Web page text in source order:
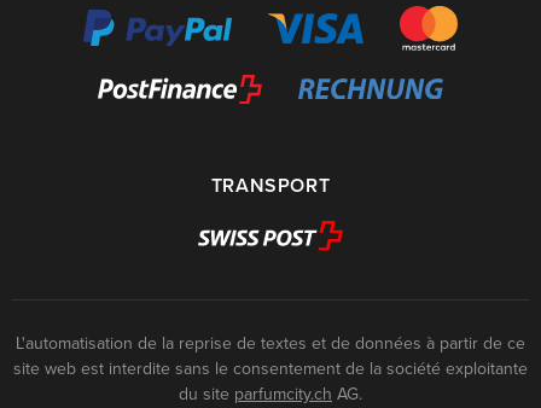
TRANSPORT
L'automatisation de la reprise de textes et de données à partir de ce
site web est interdite sans le consentement de la société exploitante
du site parfumcity.ch AG.